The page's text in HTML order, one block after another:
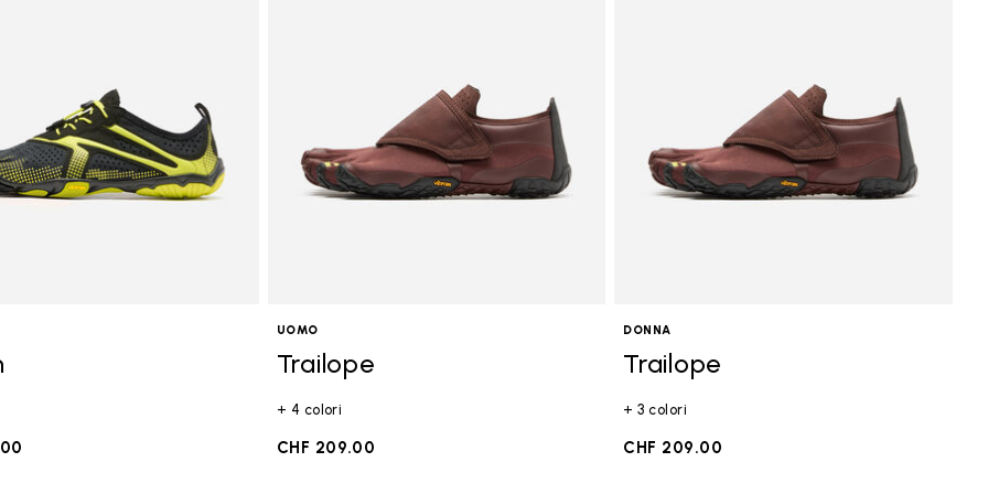
UOMO
Trailope
+ 4 colori
CHF 209.00
DONNA
Trailope
+ 3 colori
CHF 209.00